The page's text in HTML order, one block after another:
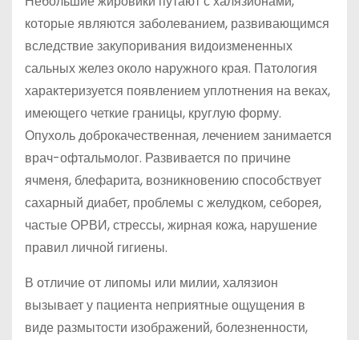
которые являются заболеванием, развивающимся
вследствие закупоривания видоизмененных
сальных желез около наружного края. Патология
характеризуется появлением уплотнения на веках,
имеющего четкие границы, круглую форму.
Опухоль доброкачественная, лечением занимается
врач-офтальмолог. Развивается по причине
ячменя, блефарита, возникновению способствует
сахарный диабет, проблемы с желудком, себорея,
частые ОРВИ, стрессы, жирная кожа, нарушение
правил личной гигиены.
В отличие от липомы или милии, халязион
вызывает у пациента неприятные ощущения в
виде размытости изображений, болезненности,